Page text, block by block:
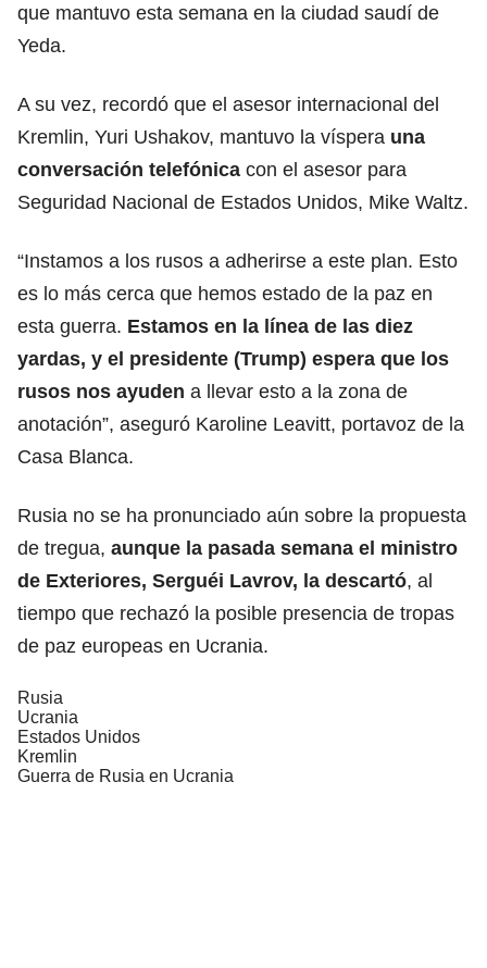
que mantuvo esta semana en la ciudad saudí de
Yeda.
A su vez, recordó que el asesor internacional del
Kremlin, Yuri Ushakov, mantuvo la víspera una
conversación telefónica con el asesor para
Seguridad Nacional de Estados Unidos, Mike Waltz.
“Instamos a los rusos a adherirse a este plan. Esto
es lo más cerca que hemos estado de la paz en
esta guerra. Estamos en la línea de las diez
yardas, y el presidente (Trump) espera que los
rusos nos ayuden a llevar esto a la zona de
anotación”, aseguró Karoline Leavitt, portavoz de la
Casa Blanca.
Rusia no se ha pronunciado aún sobre la propuesta
de tregua, aunque la pasada semana el ministro
de Exteriores, Serguéi Lavrov, la descartó, al
tiempo que rechazó la posible presencia de tropas
de paz europeas en Ucrania.
Rusia
Ucrania
Estados Unidos
Kremlin
Guerra de Rusia en Ucrania